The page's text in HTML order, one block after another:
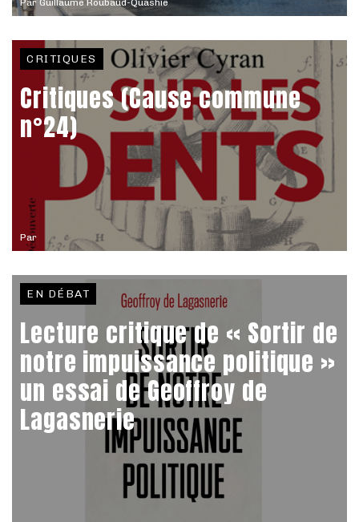
Par Guillaume Roubaud-Quashie
Par
CRITIQUES
Critiques (Cause commune
n°24)
EN DÉBAT
Lecture critique de « Sortir de
notre impuissance politique »
un essai de Geoffroy de
Lagasnerie